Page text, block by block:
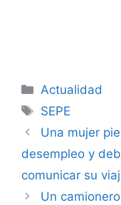
Categorías
Actualidad
Etiquetas
SEPE
Una mujer
desempleo y
comunicar su
Un